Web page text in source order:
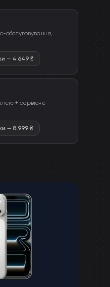
обслуговування,
— 4 649 ₴
+ сервісне
— 8 999 ₴